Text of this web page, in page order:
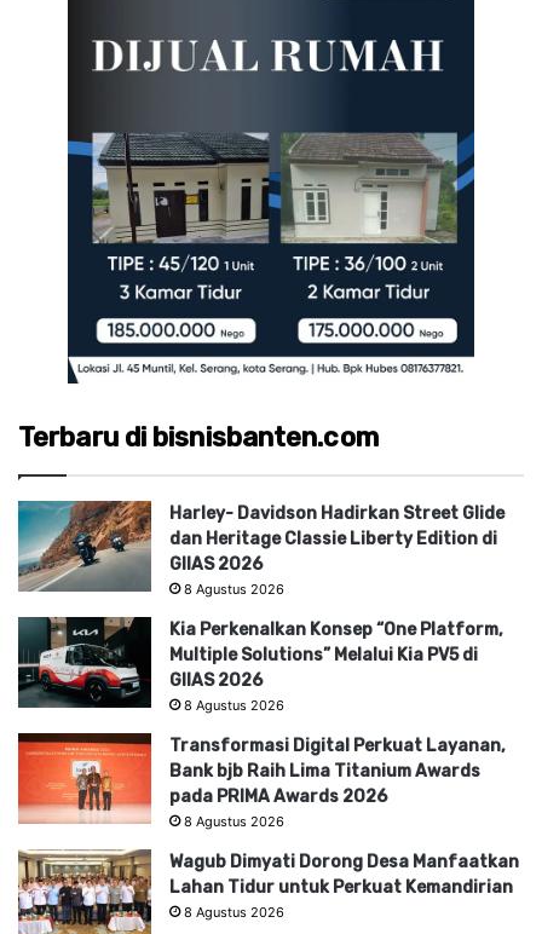
Terbaru di bisnisbanten.com
Harley- Davidson Hadirkan Street Glide
dan Heritage Classie Liberty Edition di
GIIAS 2026
8 Agustus 2026
Kia Perkenalkan Konsep “One Platform,
Multiple Solutions” Melalui Kia PV5 di
GIIAS 2026
8 Agustus 2026
Transformasi Digital Perkuat Layanan,
Bank bjb Raih Lima Titanium Awards
pada PRIMA Awards 2026
8 Agustus 2026
Wagub Dimyati Dorong Desa Manfaatkan
Lahan Tidur untuk Perkuat Kemandirian
8 Agustus 2026